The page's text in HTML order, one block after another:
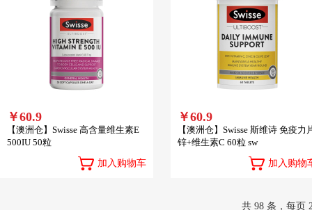
￥60.9
【澳洲仓】Swisse 高含量维生素E
500IU 50粒
加入购物车
￥60.9
【澳洲仓】Swisse 斯维诗 免疫力
锌+维生素C 60粒 sw
加入购物
共 98 条，每页